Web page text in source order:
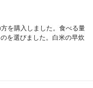
を購入しました。食べる量
を選びました。白米の早炊